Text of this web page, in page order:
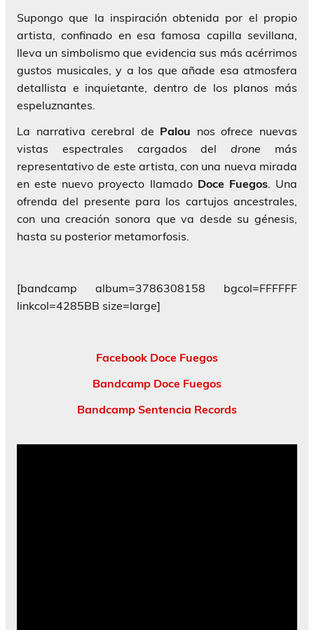
Supongo que la inspiración obtenida por el propio
artista, confinado en esa famosa capilla sevillana,
lleva un simbolismo que evidencia sus más acérrimos
gustos musicales, y a los que añade esa atmosfera
detallista e inquietante, dentro de los planos más
espeluznantes.
La narrativa cerebral de Palou nos ofrece nuevas
vistas espectrales cargados deldrone más
representativo de este artista, con una nueva mirada
en este nuevo proyecto llamado Doce Fuegos. Una
ofrenda del presente para los cartujos ancestrales,
con una creación sonora que va desde su génesis,
hasta su posterior metamorfosis.
[bandcamp album=3786308158 bgcol=FFFFFF
linkcol=4285BB size=large]
Facebook Doce Fuegos
Bandcamp Doce Fuegos
Bandcamp Sentencia Records